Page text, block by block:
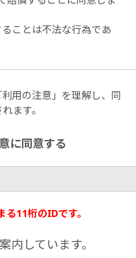
ことは不法な行為であ
用の注意」を理解し、同
ます。
に同意する
11桁のIDです。
内しています。